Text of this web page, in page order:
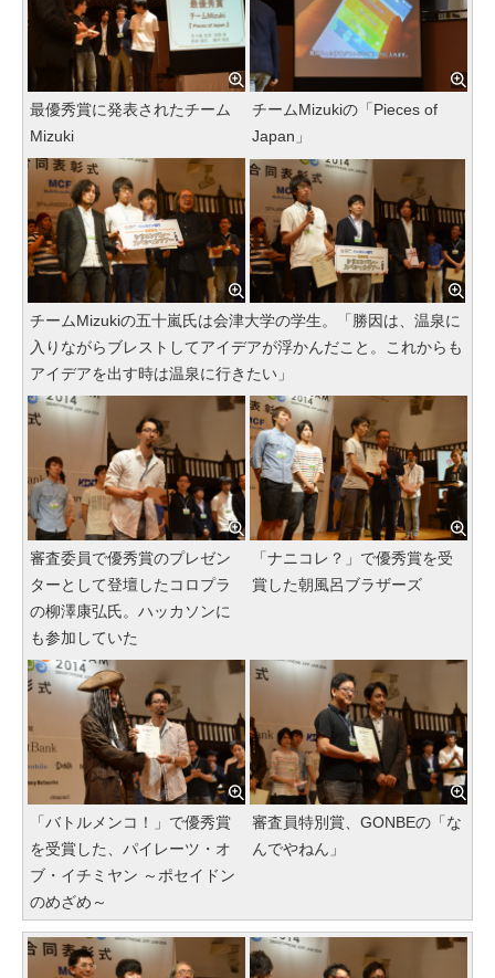
最優秀賞に発表されたチーム
Mizuki
チームMizukiの「Pieces of
Japan」
チームMizukiの五十嵐氏は会津大学の学生。「勝因は、温泉に
入りながらブレストしてアイデアが浮かんだこと。これからも
アイデアを出す時は温泉に行きたい」
審査委員で優秀賞のプレゼン
ターとして登壇したコロプラ
の柳澤康弘氏。ハッカソンに
も参加していた
「ナニコレ？」で優秀賞を受
賞した朝風呂ブラザーズ
「バトルメンコ！」で優秀賞
を受賞した、パイレーツ・オ
ブ・イチミヤン ～ポセイドン
のめざめ～
審査員特別賞、GONBEの「な
んでやねん」